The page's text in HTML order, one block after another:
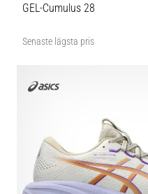
GEL-Cumulus 28
Senaste lägsta pris